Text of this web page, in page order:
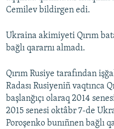
Cemilev bildirgen edi.
Ukraina akimiyeti Qırım
bağlı qararnı almadı.
Qırım Rusiye tarafından
Radası Rusiyeniñ vaqtınca
başlanğıçı olaraq 2014
2015 senesi oktâbr 7-de
Poroşenko bunıñnen bağlı